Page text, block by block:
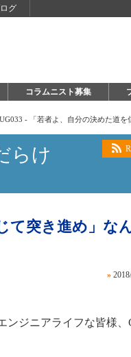
グ
コラムニスト募集
- 「若者よ、自分の決めた道を
らけ
て突き進め」な
»
ンジニアライフな皆様、